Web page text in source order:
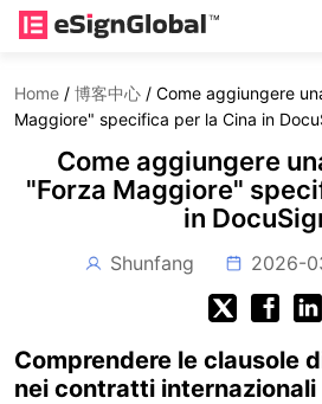
Home / 博客中心 / Come aggiungere
Maggiore" specifica per la Cina in
Come aggiungere
"Forza Maggiore"
in
Shunfang 2026-
Comprendere le clausole
nei contratti internazionali